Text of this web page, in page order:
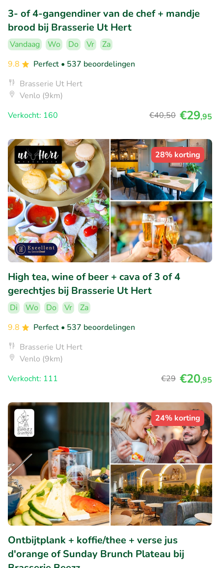
3- of 4-gangendiner van de chef + mandje
brood bij Brasserie Ut Hert
Vandaag Wo Do Vr
Za
9.8
Perfect • 537 beoordelingen
Brasserie Ut Hert
Venlo (9km)
Verkocht: 160
€40,50 €29,95
28% korting
High tea, wine of beer + cava of 3 of 4
gerechtjes bij Brasserie Ut Hert
Di Wo Do Vr
Za
9.8
Perfect • 537 beoordelingen
Brasserie Ut Hert
Venlo (9km)
Verkocht: 111
€29 €20,95
24% korting
Ontbijtplank + koffie/thee + verse jus
d'orange of Sunday Brunch Plateau bij